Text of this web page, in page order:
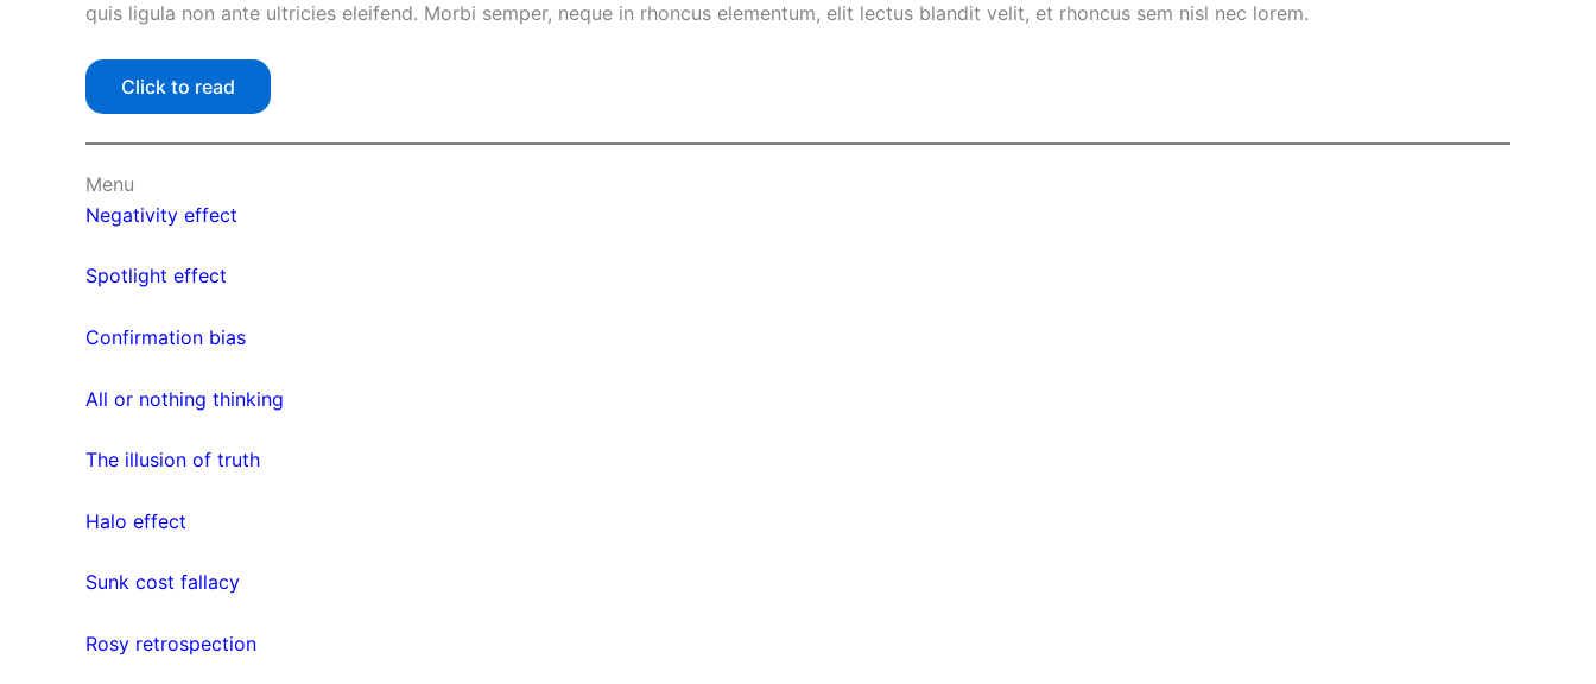
quis ligula non ante ultricies eleifend. Morbi semper, neque in rhoncus elementum, elit lectus blandit velit, et rhoncus sem nisl nec lorem.
Click to read
Menu
Negativity effect
Spotlight effect
Confirmation bias
All or nothing thinking
The illusion of truth
Halo effect
Sunk cost fallacy
Rosy retrospection